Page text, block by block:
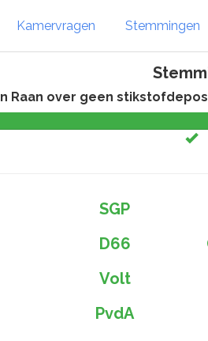
Kamervragen Stemmingen
Raan over geen
SGP
D66
Volt
PvdA